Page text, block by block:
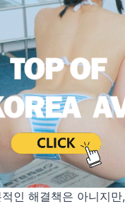
인 해결책은 아니지만,